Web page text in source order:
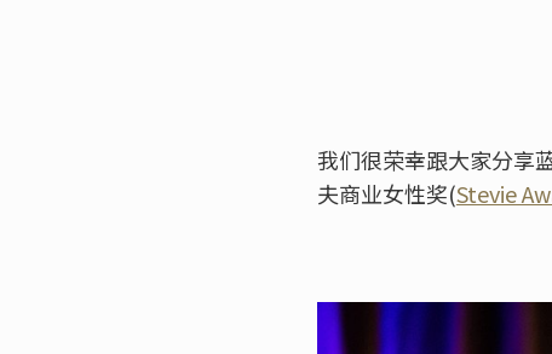
我们很荣幸跟大家分享
夫商业女性奖(Stevie